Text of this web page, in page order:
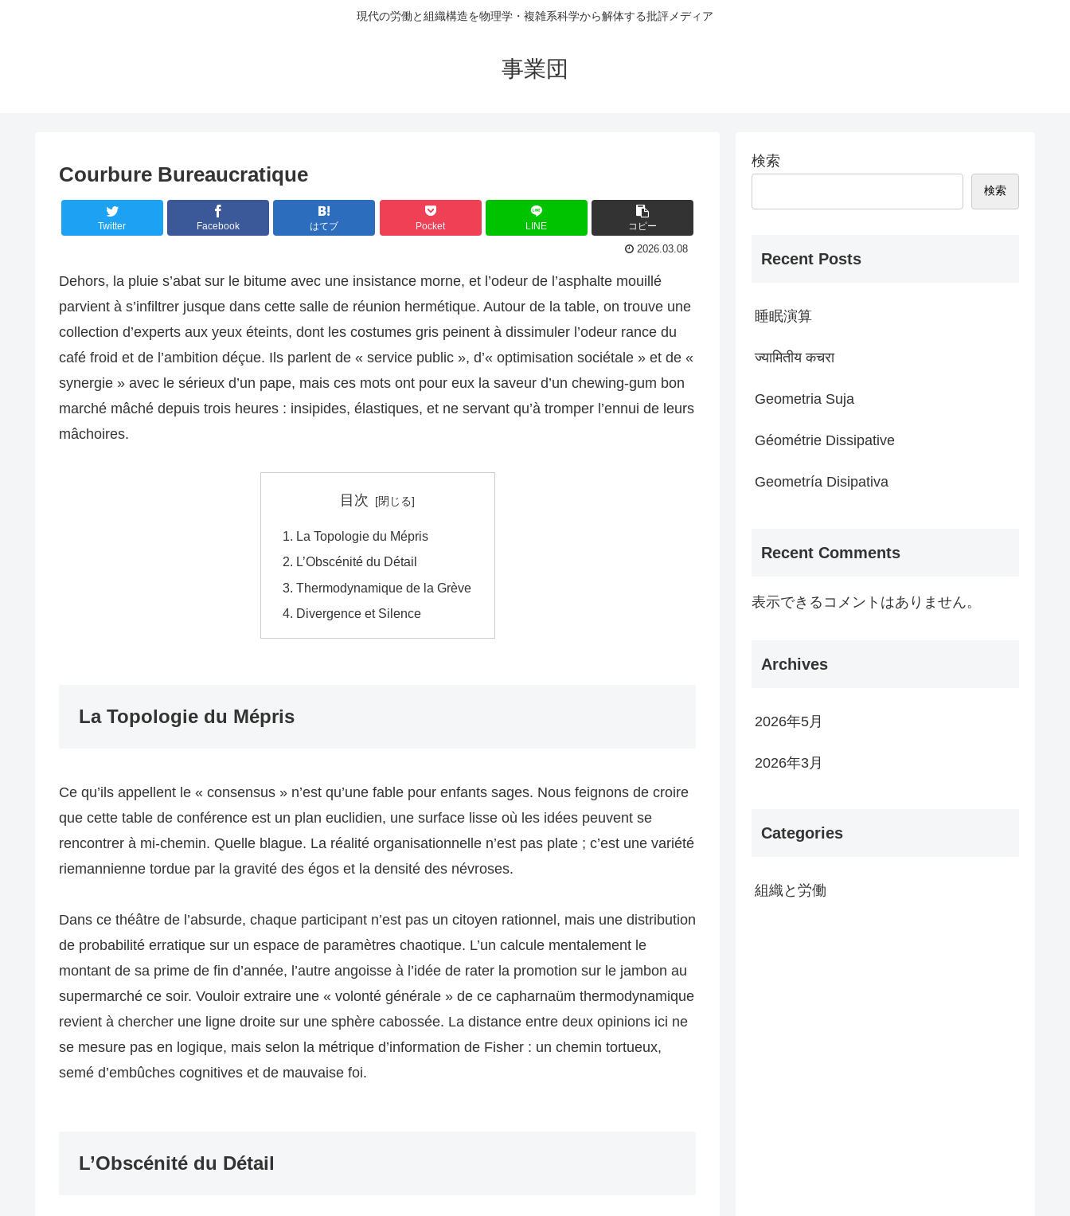
現代の労働と組織構造を物理学・複雑系科学から解体する批評メディア
事業団
Courbure Bureaucratique
Twitter Facebook はてブ Pocket LINE コピー
2026.03.08
Dehors, la pluie s’abat sur le bitume avec une insistance morne, et l’odeur de l’asphalte mouillé
parvient à s’infiltrer jusque dans cette salle de réunion hermétique. Autour de la table, on trouve une
collection d’experts aux yeux éteints, dont les costumes gris peinent à dissimuler l’odeur rance du
café froid et de l’ambition déçue. Ils parlent de « service public », d’« optimisation sociétale » et de «
synergie » avec le sérieux d’un pape, mais ces mots ont pour eux la saveur d’un chewing-gum bon
marché mâché depuis trois heures : insipides, élastiques, et ne servant qu’à tromper l’ennui de leurs
mâchoires.
目次
La Topologie du Mépris
L’Obscénité du Détail
Thermodynamique de la Grève
Divergence et Silence
La Topologie du Mépris
Ce qu’ils appellent le « consensus » n’est qu’une fable pour enfants sages. Nous feignons de croire
que cette table de conférence est un plan euclidien, une surface lisse où les idées peuvent se
rencontrer à mi-chemin. Quelle blague. La réalité organisationnelle n’est pas plate ; c’est une variété
riemannienne tordue par la gravité des égos et la densité des névroses.
Dans ce théâtre de l’absurde, chaque participant n’est pas un citoyen rationnel, mais une distribution
de probabilité erratique sur un espace de paramètres chaotique. L’un calcule mentalement le
montant de sa prime de fin d’année, l’autre angoisse à l’idée de rater la promotion sur le jambon au
supermarché ce soir. Vouloir extraire une « volonté générale » de ce capharnaüm thermodynamique
revient à chercher une ligne droite sur une sphère cabossée. La distance entre deux opinions ici ne
se mesure pas en logique, mais selon la métrique d’information de Fisher : un chemin tortueux,
semé d’embûches cognitives et de mauvaise foi.
L’Obscénité du Détail
検索
検索
Recent Posts
睡眠演算
ज्यामितीय कचरा
Geometria Suja
Géométrie Dissipative
Geometría Disipativa
Recent Comments
表示できるコメントはありません。
Archives
2026年5月
2026年3月
Categories
組織と労働